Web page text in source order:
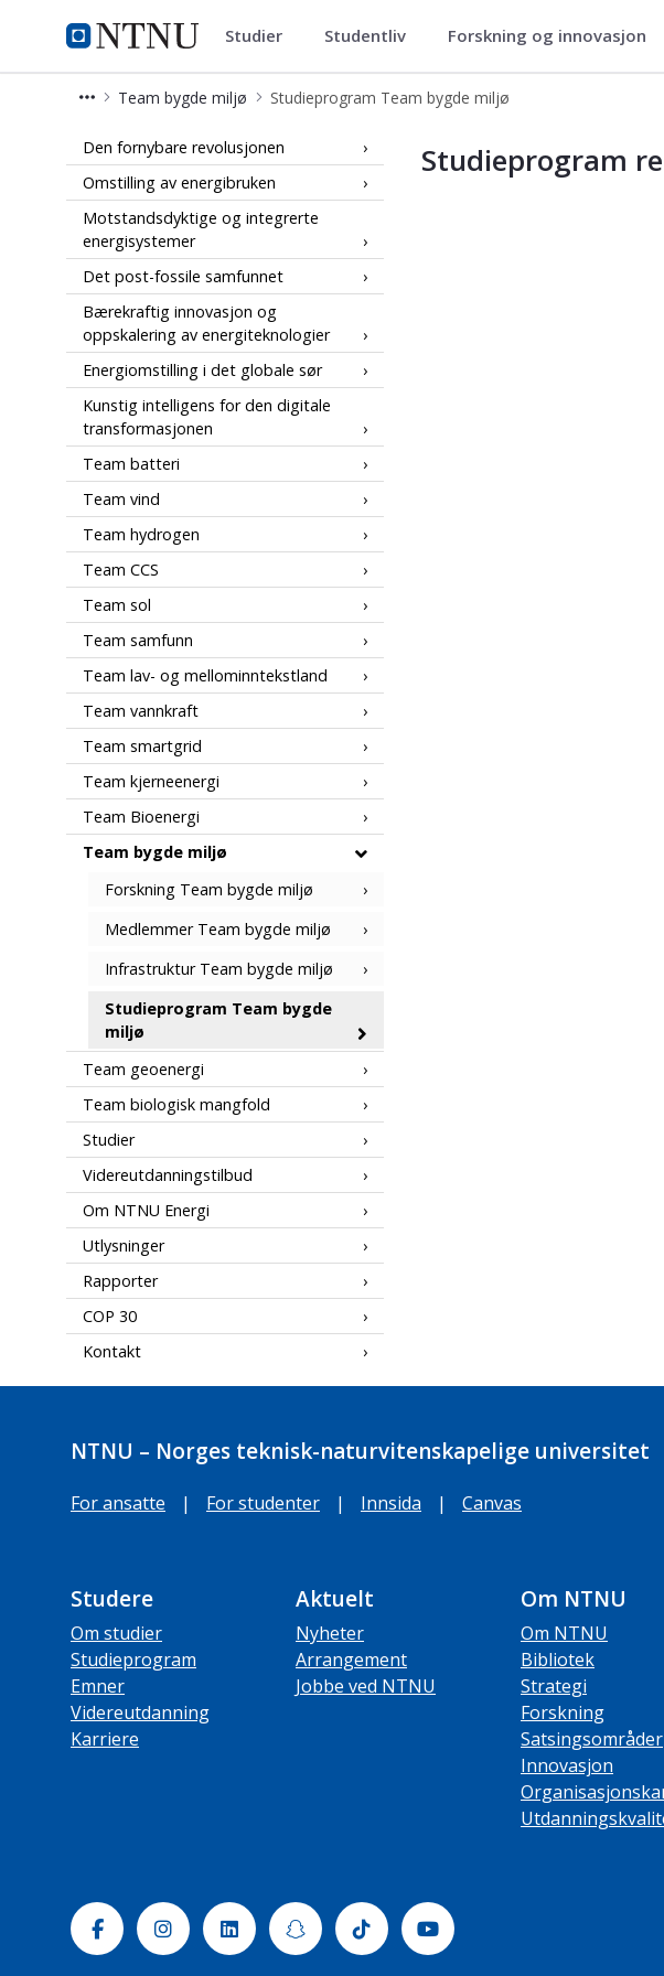
NTNU Hjemmeside
NTNU EnergiStudier Studentliv Forskning og innovasjon
Team bygde miljø Studieprogram Team bygde miljø
Studieprogram Team bygde miljø - NTNU Energi
Den fornybare revolusjonen
Omstilling av energibruken
Motstandsdyktige og integrerte
energisystemer
Det post-fossile samfunnet
Bærekraftig innovasjon og
oppskalering av energiteknologier
Energiomstilling i det globale sør
Kunstig intelligens for den digitale
transformasjonen
Team batteri
Team vind
Team hydrogen
Team CCS
Team sol
Team samfunn
Team lav- og mellominntekstland
Team vannkraft
Team smartgrid
Team kjerneenergi
Team Bioenergi
Team bygde miljø
Forskning Team bygde miljø
Medlemmer Team bygde miljø
Infrastruktur Team bygde miljø
Studieprogram Team bygde
miljø
Team geoenergi
Team biologisk mangfold
Studier
Videreutdanningstilbud
Om NTNU Energi
Utlysninger
Rapporter
COP 30
Kontakt
Studieprogram
NTNU – Norges teknisk-naturvitenskapelige universitet
For ansatte | For studenter | Innsida | Canvas
Studere
Om studier
Studieprogram
Emner
Videreutdanning
Karriere
Aktuelt
Nyheter
Arrangement
Jobbe ved NTNU
Om NTNU
Om NTNU
Bibliotek
Strategi
Forskning
Satsingsområder
Innovasjon
FacebookInstagramLinkedinSnapchatTiktok Youtube